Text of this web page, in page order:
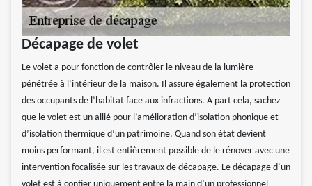
Décapage de volet
Le volet a pour fonction de contrôler le niveau de la lumière
pénétrée à l’intérieur de la maison. Il assure également la protection
des occupants de l’habitat face aux infractions. A part cela, sachez
que le volet est un allié pour l’amélioration d’isolation phonique et
d’isolation thermique d’un patrimoine. Quand son état devient
moins performant, il est entièrement possible de le rénover avec une
intervention focalisée sur les travaux de décapage. Le décapage d’un